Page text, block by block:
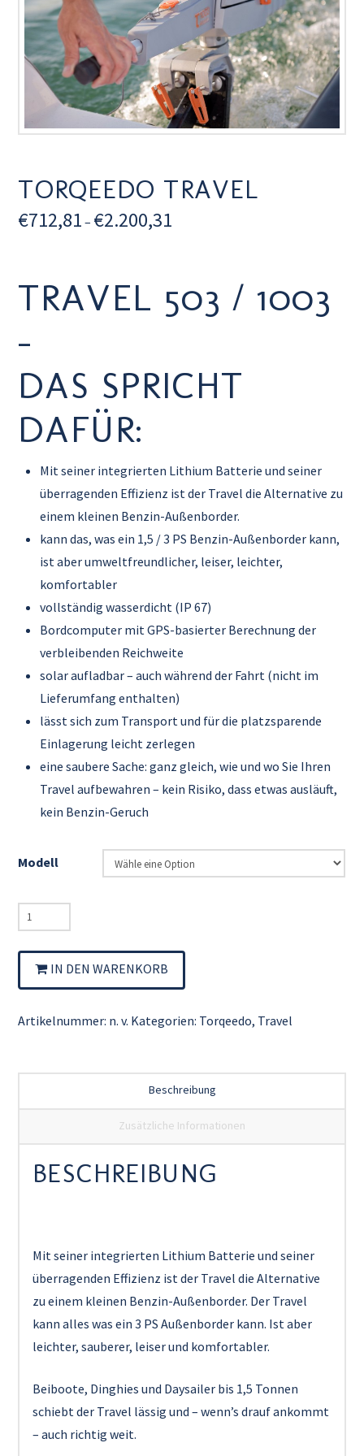
TORQEEDO TRAVEL
€712,81 – €2.200,31
TRAVEL 503 / 1003
–
DAS SPRICHT
DAFÜR:
Mit seiner integrierten Lithium Batterie und seiner
überragenden Effizienz ist der Travel die Alternative zu
einem kleinen Benzin-Außenborder.
kann das, was ein 1,5 / 3 PS Benzin-Außenborder kann,
ist aber umweltfreundlicher, leiser, leichter,
komfortabler
vollständig wasserdicht (IP 67)
Bordcomputer mit GPS-basierter Berechnung der
verbleibenden Reichweite
solar aufladbar – auch während der Fahrt (nicht im
Lieferumfang enthalten)
lässt sich zum Transport und für die platzsparende
Einlagerung leicht zerlegen
eine saubere Sache: ganz gleich, wie und wo Sie Ihren
Travel aufbewahren – kein Risiko, dass etwas ausläuft,
kein Benzin-Geruch
Modell
Torqeedo
Travel
Menge
IN DEN WARENKORB
Artikelnummer: n. v. Kategorien: Torqeedo, Travel
Beschreibung
Zusätzliche Informationen
BESCHREIBUNG
Mit seiner integrierten Lithium Batterie und seiner
überragenden Effizienz ist der Travel die Alternative
zu einem kleinen Benzin-Außenborder. Der Travel
kann alles was ein 3 PS Außenborder kann. Ist aber
leichter, sauberer, leiser und komfortabler.
Beiboote, Dinghies und Daysailer bis 1,5 Tonnen
schiebt der Travel lässig und – wenn’s drauf ankommt
– auch richtig weit.